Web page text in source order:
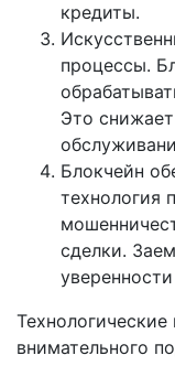
кредиты.
процессы.
Это
Блокчейн
технология
сделки.
внимательного